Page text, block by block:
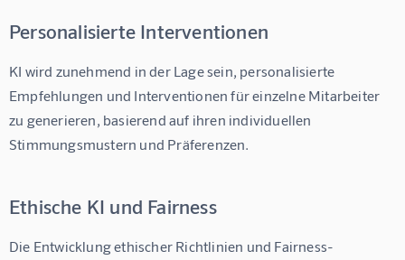
Personalisierte Interventionen
KI wird zunehmend in der Lage sein, personalisierte
Empfehlungen und Interventionen für einzelne Mitarbeiter
zu generieren, basierend auf ihren individuellen
Stimmungsmustern und Präferenzen.
Ethische KI und Fairness
Die Entwicklung ethischer Richtlinien und Fairness-